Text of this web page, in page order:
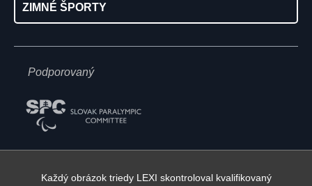
ZIMNÉ ŠPORTY
Podporovaný
Každý obrázok triedy LEXI skontroloval kvalifikovaný